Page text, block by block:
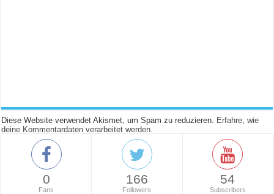
Diese Website verwendet Akismet, um Spam zu reduzieren. Erfahre, wie
deine Kommentardaten verarbeitet werden.
0
Fans
166
Followers
54
Subscribers